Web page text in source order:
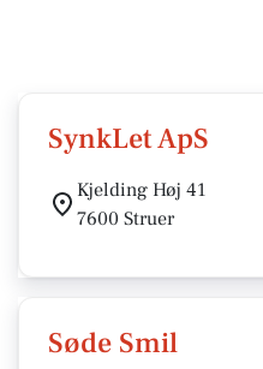
SynkLet ApS
Kjelding Høj 41
7600 Struer
Søde Smil